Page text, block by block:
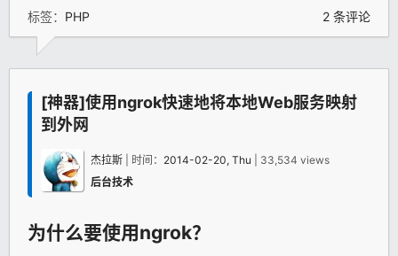
标签： PHP 2 条评论
[神器]使用ngrok快速地将本地Web服务映射
到外网
杰拉斯 | 时间： 2014-02-20, Thu | 33,534 views
后台技术
为什么要使用ngrok？